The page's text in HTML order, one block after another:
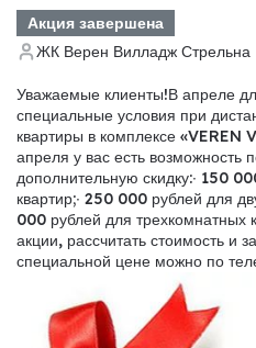
Акция завершена
ЖК Верен Вилладж Стрельна
Уважаемые клиенты!В апреле
специальные условия при
квартиры в комплексе «VEREN
апреля у вас есть возможность
дополнительную скидку:∙ 150
квартир;∙ 250 000 рублей для
000 рублей для трехкомнатных
акции, рассчитать стоимость и
специальной цене можно по